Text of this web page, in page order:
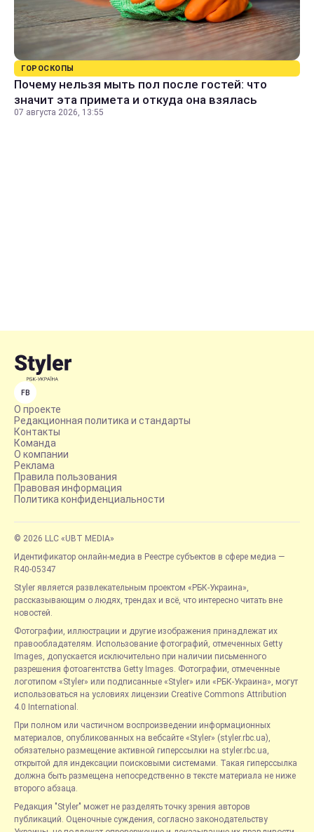
ГОРОСКОПЫ
Почему нельзя мыть пол после гостей: что
значит эта примета и откуда она взялась
07 августа 2026, 13:55
FB
О проекте
Редакционная политика и стандарты
Контакты
Команда
О компании
Реклама
Правила пользования
Правовая информация
Политика конфиденциальности
© 2026 LLC «UBT MEDIA»
Идентификатор онлайн-медиа в Реестре субъектов в сфере медиа —
R40-05347
Styler является развлекательным проектом «РБК-Украина»,
рассказывающим о людях, трендах и всё, что интересно читать вне
новостей.
Фотографии, иллюстрации и другие изображения принадлежат их
правообладателям. Использование фотографий, отмеченных Getty
Images, допускается исключительно при наличии письменного
разрешения фотоагентства Getty Images. Фотографии, отмеченные
логотипом «Styler» или подписанные «Styler» или «РБК-Украина», могут
использоваться на условиях лицензии Creative Commons Attribution
4.0 International.
При полном или частичном воспроизведении информационных
материалов, опубликованных на вебсайте «Styler» (styler.rbc.ua),
обязательно размещение активной гиперссылки на styler.rbc.ua,
открытой для индексации поисковыми системами. Такая гиперссылка
должна быть размещена непосредственно в тексте материала не ниже
второго абзаца.
Редакция "Styler" может не разделять точку зрения авторов
публикаций. Оценочные суждения, согласно законодательству